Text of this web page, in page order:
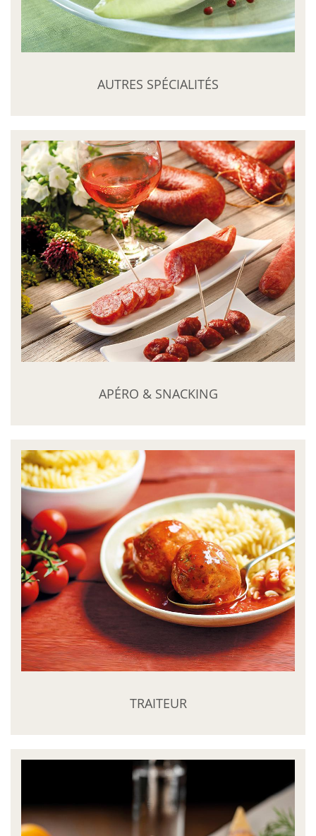
AUTRES SPÉCIALITÉS
APÉRO & SNACKING
TRAITEUR